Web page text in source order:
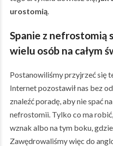
urostomią
Spanie z nefrostomią
wielu osób na całym
Postanowiliśmy przyjrzeć się
Internet pozostawił nas bez
znaleźć poradę, aby nie spać
nefrostomii. Tylko co ma robić,
wznak albo na tym boku,
Zawędrowaliśmy więc do